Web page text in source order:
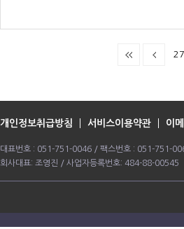
개인정보취급방침 서비스이용약관 이
대표번호 : 051-751-0046 / 팩스번호 : 051-751-
회사대표: 조영진 / 사업자등록번호: 484-88-00545